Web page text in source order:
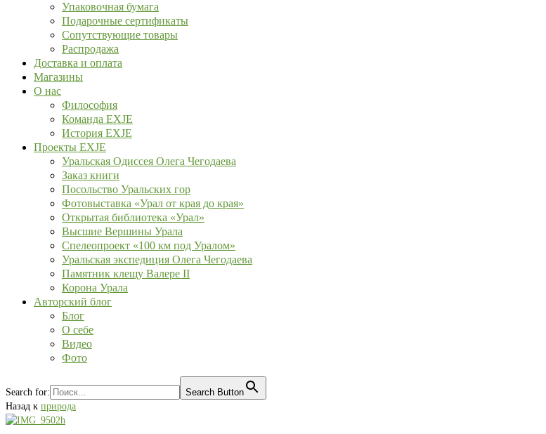
Упаковочная бумага
Подарочные сертификаты
Сопутствующие товары
Распродажа
Доставка и оплата
Магазины
О нас
Философия
Команда EXJE
История EXJE
Проекты EXJE
Уральская Одиссея Олега Чегодаева
Заказ книги
Посольство Уральских гор
Фотовыставка «Урал от края до края»
Открытая библиотека «Урал»
Высшие Вершины Урала
Спелеопроект «100 км под Уралом»
Уральская экспедиция Олега Чегодаева
Памятник клещу Валере II
Корона Урала
Авторский блог
Блог
О себе
Видео
Фото
Search for:
Search Button
Назад к природа